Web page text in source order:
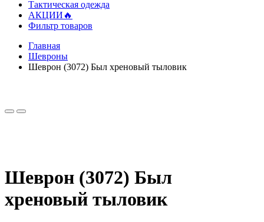
Тактическая одежда
АКЦИИ🔥
Фильтр товаров
Главная
Шевроны
Шеврон (3072) Был хреновый тыловик
Шеврон (3072) Был
хреновый тыловик